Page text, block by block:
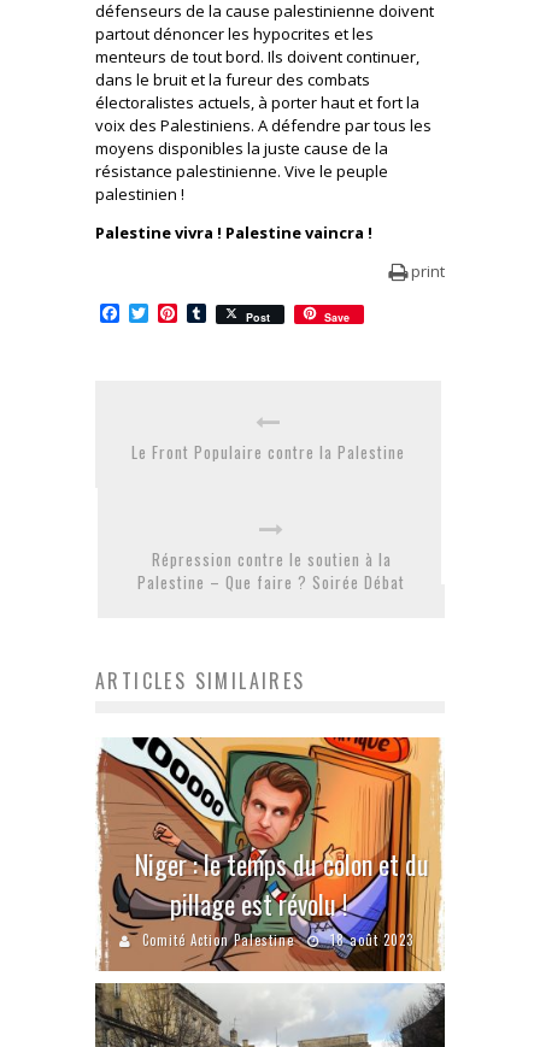
défenseurs de la cause palestinienne doivent
partout dénoncer les hypocrites et les
menteurs de tout bord. Ils doivent continuer,
dans le bruit et la fureur des combats
électoralistes actuels, à porter haut et fort la
voix des Palestiniens. A défendre par tous les
moyens disponibles la juste cause de la
résistance palestinienne. Vive le peuple
palestinien !
Palestine vivra ! Palestine vaincra !
print
Facebook
TwitterPinterest
Tumblr
Post Save
Le Front Populaire contre la Palestine
Répression contre le soutien à la
Palestine – Que faire ? Soirée Débat
ARTICLES SIMILAIRES
Niger : le temps du colon et du
pillage est révolu !
Comité Action Palestine 18 août 2023